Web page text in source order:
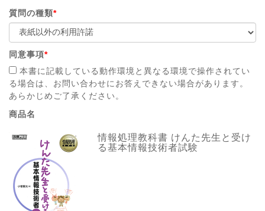
質問の種類*
同意事項*
本書に記載している動作環境と異なる環境で操作されてい
る場合は、お問い合わせにお答えできない場合があります。
あらかじめご了承ください。
商品名
情報処理教科書 けんた先生と受け
る基本情報技術者試験